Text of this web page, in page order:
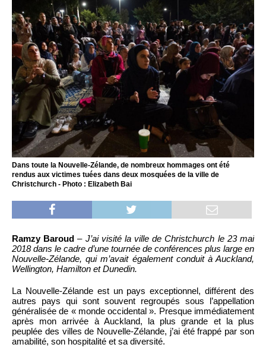
Dans toute la Nouvelle-Zélande, de nombreux hommages ont été
rendus aux victimes tuées dans deux mosquées de la ville de
Christchurch - Photo : Elizabeth Bai
Ramzy Baroud – J’ai visité la ville de Christchurch le 23 mai
2018 dans le cadre d’une tournée de conférences plus large en
Nouvelle-Zélande, qui m’avait également conduit à Auckland,
Wellington, Hamilton et Dunedin.
La Nouvelle-Zélande est un pays exceptionnel, différent des
autres pays qui sont souvent regroupés sous l’appellation
généralisée de « monde occidental ». Presque immédiatement
après mon arrivée à Auckland, la plus grande et la plus
peuplée des villes de Nouvelle-Zélande, j’ai été frappé par son
amabilité, son hospitalité et sa diversité.